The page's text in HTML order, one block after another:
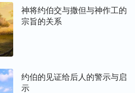
神将约伯交与撒但与神作工的
宗旨的关系
约伯的见证给后人的警示与启
示